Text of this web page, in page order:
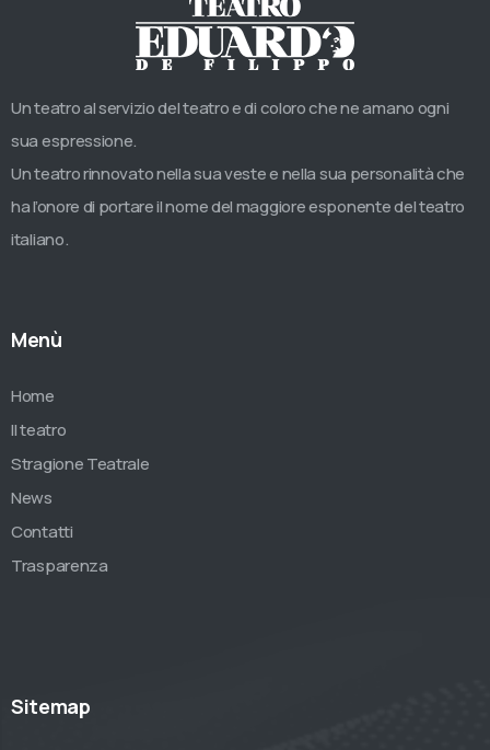
Un teatro al servizio del teatro e di coloro che ne amano ogni
sua espressione.
Un teatro rinnovato nella sua veste e nella sua personalità che
ha l’onore di portare il nome del maggiore esponente del teatro
italiano.
Menù
Home
Il teatro
Stragione Teatrale
News
Contatti
Trasparenza
Sitemap